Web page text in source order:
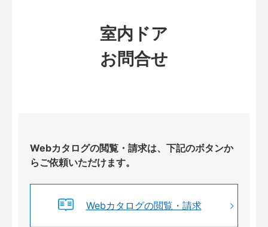
室内ドア
お問合せ
Webカタログの閲覧・請求は、下記のボタンか
らご依頼いただけます。
Webカタログの閲覧・請求